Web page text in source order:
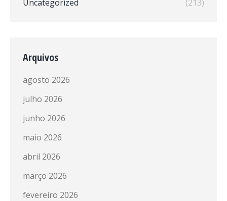
Uncategorized (213)
Arquivos
agosto 2026
julho 2026
junho 2026
maio 2026
abril 2026
março 2026
fevereiro 2026